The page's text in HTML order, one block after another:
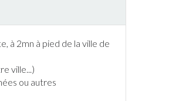
, à 2mn à pied de la ville de
ville...)
s ou autres